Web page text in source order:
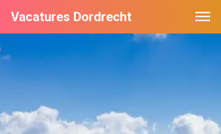
Vacatures Dordrecht
Vacatures per bedrijf